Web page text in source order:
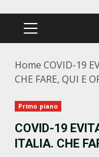
PRIMÄRES
Home COVID-19
CHE FARE, QUI E
Primo piano
COVID-19
ITALIA. CHE